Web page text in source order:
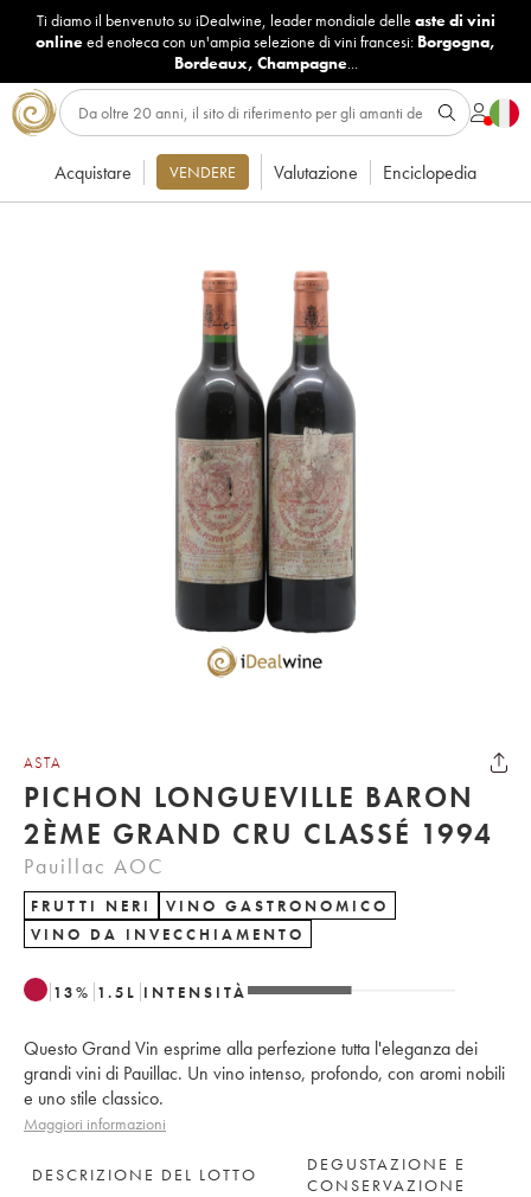
Ti diamo il benvenuto su iDealwine, leader mondiale delle aste di vini
onlineed enoteca con un'ampia selezione di vini francesi: Borgogna,
Bordeaux, Champagne...
Acquistare VENDERE Valutazione Enciclopedia
ASTA
PICHON LONGUEVILLE BARON
2ÈME GRAND CRU CLASSÉ 1994
Pauillac AOC
FRUTTI NERI
VINO GASTRONOMICO
VINO DA INVECCHIAMENTO
13% 1.5 L INTENSITÀ
Questo Grand Vin esprime alla perfezione tutta l'eleganza dei
grandi vini di Pauillac. Un vino intenso, profondo, con aromi nobili
e uno stile classico.
Maggiori informazioni
DESCRIZIONE DEL LOTTO
DEGUSTAZIONE E
CONSERVAZIONE